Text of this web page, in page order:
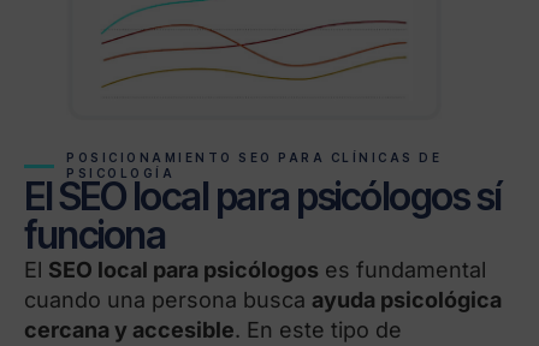
POSICIONAMIENTO SEO PARA CLÍNICAS DE
PSICOLOGÍA
El SEO local para psicólogos sí
funciona
El SEO local para psicólogos es fundamental
cuando una persona busca ayuda psicológica
cercana y accesible. En este tipo de